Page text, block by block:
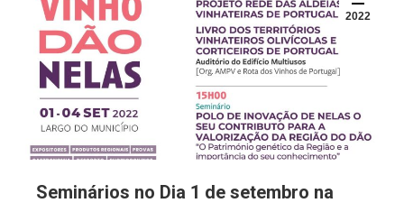
2022
Seminários no Dia 1 de setembro na